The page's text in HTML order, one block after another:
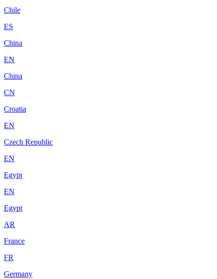
Chile
ES
China
EN
China
CN
Croatia
EN
Czech Republic
EN
Egypt
EN
Egypt
AR
France
FR
Germany